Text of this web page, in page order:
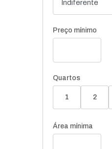
Preço mínimo
Quartos
1 2
Área mínima